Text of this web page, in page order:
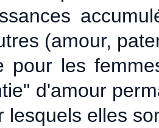
(amour,
pour les
d'amour
lesquels elles